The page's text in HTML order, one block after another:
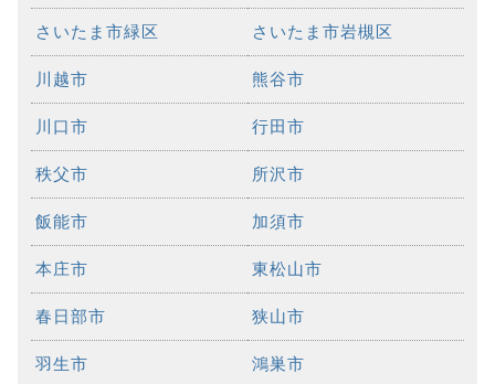
さいたま市緑区 さいたま市岩槻区
川越市 熊谷市
川口市 行田市
秩父市 所沢市
飯能市 加須市
本庄市 東松山市
春日部市 狭山市
羽生市 鴻巣市